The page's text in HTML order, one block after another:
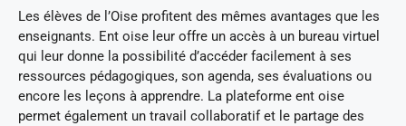
Les élèves de l’Oise profitent des mêmes avantages que les
enseignants. Ent oise leur offre un accès à un bureau virtuel
qui leur donne la possibilité d’accéder facilement à ses
ressources pédagogiques, son agenda, ses évaluations ou
encore les leçons à apprendre. La plateforme ent oise
permet également un travail collaboratif et le partage des